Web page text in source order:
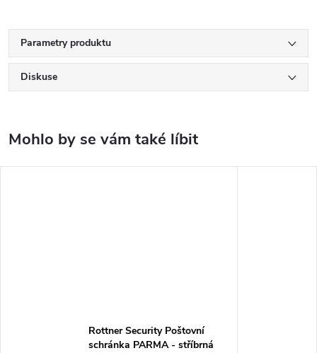
Parametry produktu
Diskuse
Rottner Security Poštovní
schránka PARMA - stříbrná